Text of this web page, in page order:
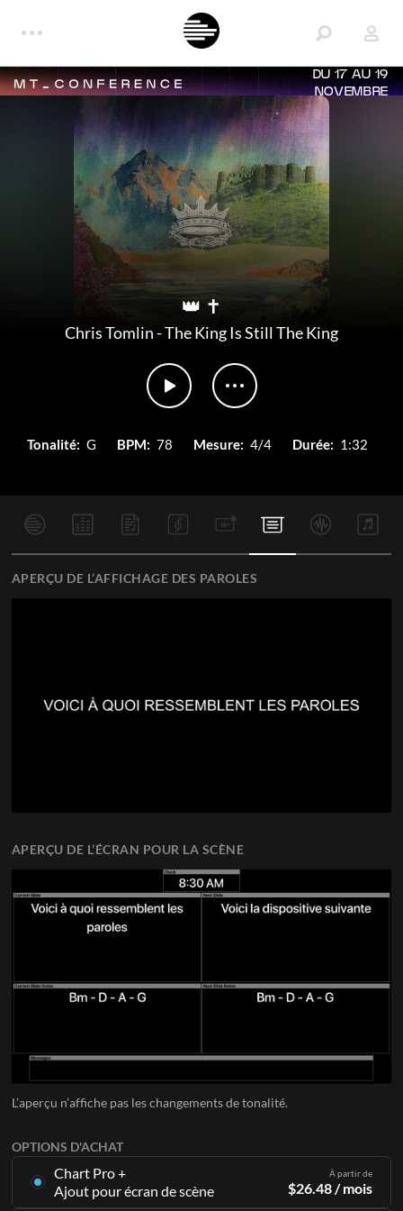
DU 17 AU 19
NOVEMBRE
👑 ✝️
Chris Tomlin-The King Is Still The King
Tonalité: G BPM: 78 Mesure: 4/4 Durée: 1:32
OPTIONS D'ACHAT
Chart Pro +
Ajout pour écran de scène
À partir de
$26.48/ mois
APERÇU DE L’AFFICHAGE DES PAROLES
APERÇU DE L’ÉCRAN POUR LA SCÈNE
L’aperçu n’affiche pas les changements de tonalité.